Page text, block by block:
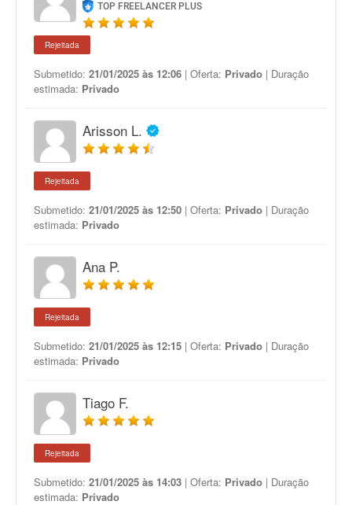
TOP FREELANCER PLUS
Rejeitada
Submetido: 21/01/2025 às 12:06 | Oferta: Privado | Duração
estimada: Privado
Arisson L.
Rejeitada
Submetido: 21/01/2025 às 12:50 | Oferta: Privado | Duração
estimada: Privado
Ana P.
Rejeitada
Submetido: 21/01/2025 às 12:15 | Oferta: Privado | Duração
estimada: Privado
Tiago F.
Rejeitada
Submetido: 21/01/2025 às 14:03 | Oferta: Privado | Duração
estimada: Privado